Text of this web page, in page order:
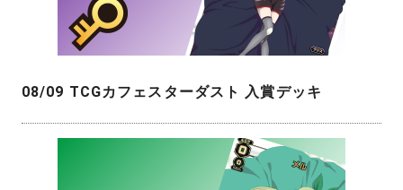
08/09 TCGカフェスターダスト 入賞デッキ